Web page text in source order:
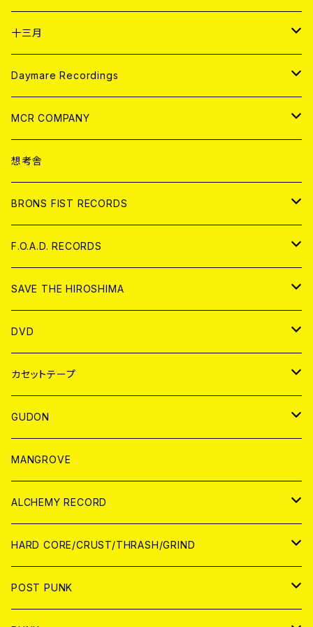
ANALOG
アパレル
CD
ANALOG
十三月
CD
ANALOG
Daymare Recordings
CD
ANALOG
MCR COMPANY
CD
アパレル
ANALOG
想考舎
BRONS FIST RECORDS
CD
ANALOG
F.O.A.D. RECORDS
CD
ANALOG
SAVE THE HIROSHIMA
アパレル
BADGE
DVD
JAPAN
WORLD
カセットテープ
JAPAN
WORLD
GUDON
アパレル
PATCH
アナログ
DIGITAL CONTENTS
MANGROVE
ALCHEMY RECORD
CD
ANALOG
HARD CORE/CRUST/THRASH/GRIND
JAPAN
POST PUNK